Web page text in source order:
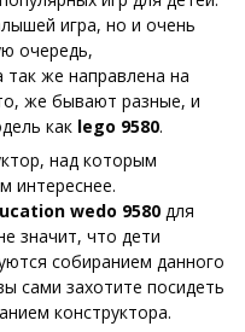
игра, но и очень
очередь,
так же направлена на
же бывают разные, и
как lego 9580.
над которым
интереснее.
wedo 9580 для
значит, что дети
собиранием данного
сами захотите посидеть
конструктора.